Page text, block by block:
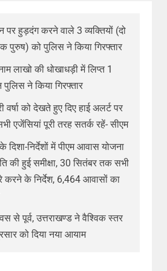
पर हुड़दंग करने वाले 3 व्यक्तियों (दो
पुरुष) को पुलिस ने किया गिरफ्तार
लाखो की धोखाधड़ी में लिप्त 1
ने किया गिरफ्तार
वर्षा को देखते हुए दिए हाई अलर्ट पर
एजेंसियां पूरी तरह सतर्क रहें- सीएम
दिशा-निर्देशों में पीएम आवास योजना
की हुई समीक्षा, 30 सितंबर तक सभी
करने के निर्देश, 6,464 आवासों का
से पूर्व, उत्तराखण्ड ने वैश्विक स्तर
को दिया नया आयाम